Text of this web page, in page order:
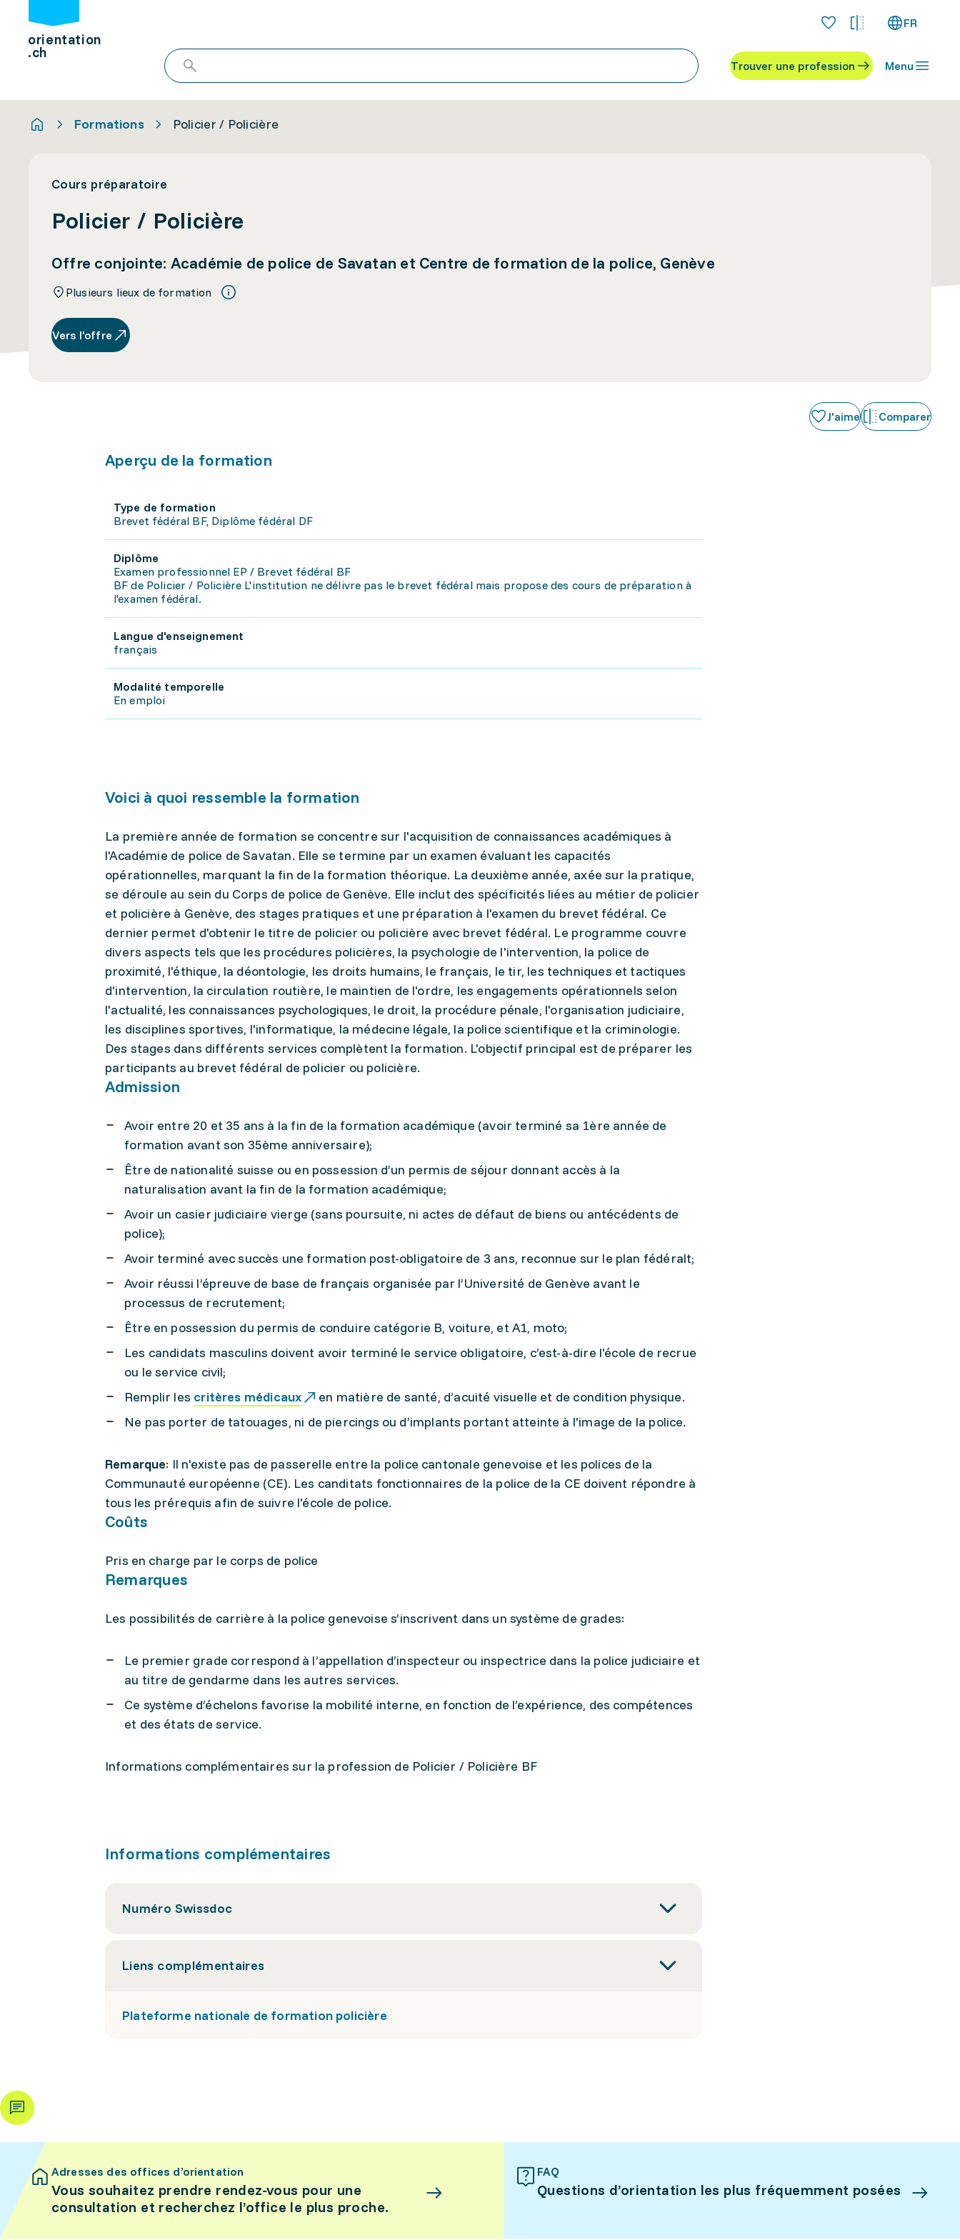
orientation
.ch
FR
Trouver une profession Menu
Formations Policier / Policière
Cours préparatoire
Policier / Policière
Offre conjointe: Académie de police de Savatan et Centre de formation de la police, Genève
Plusieurs lieux de formation
Vers l’offre
J'aime Comparer
Aperçu de la formation
Type de formation
Brevet fédéral BF, Diplôme fédéral DF
Diplôme
Examen professionnel EP / Brevet fédéral BF
BF de Policier / Policière L'institution ne délivre pas le brevet fédéral mais propose des cours de préparation à
l'examen fédéral.
Langue d'enseignement
français
Modalité temporelle
En emploi
Voici à quoi ressemble la formation
La première année de formation se concentre sur l'acquisition de connaissances académiques à
l'Académie de police de Savatan. Elle se termine par un examen évaluant les capacités
opérationnelles, marquant la fin de la formation théorique. La deuxième année, axée sur la pratique,
se déroule au sein du Corps de police de Genève. Elle inclut des spécificités liées au métier de policier
et policière à Genève, des stages pratiques et une préparation à l'examen du brevet fédéral. Ce
dernier permet d'obtenir le titre de policier ou policière avec brevet fédéral. Le programme couvre
divers aspects tels que les procédures policières, la psychologie de l'intervention, la police de
proximité, l'éthique, la déontologie, les droits humains, le français, le tir, les techniques et tactiques
d'intervention, la circulation routière, le maintien de l'ordre, les engagements opérationnels selon
l'actualité, les connaissances psychologiques, le droit, la procédure pénale, l'organisation judiciaire,
les disciplines sportives, l'informatique, la médecine légale, la police scientifique et la criminologie.
Des stages dans différents services complètent la formation. L'objectif principal est de préparer les
participants au brevet fédéral de policier ou policière.
Admission
Avoir entre 20 et 35 ans à la fin de la formation académique (avoir terminé sa 1ère année de
formation avant son 35ème anniversaire);
Être de nationalité suisse ou en possession d’un permis de séjour donnant accès à la
naturalisation avant la fin de la formation académique;
Avoir un casier judiciaire vierge (sans poursuite, ni actes de défaut de biens ou antécédents de
police);
Avoir terminé avec succès une formation post-obligatoire de 3 ans, reconnue sur le plan fédéralt;
Avoir réussi l’épreuve de base de français organisée par l’Université de Genève avant le
processus de recrutement;
Être en possession du permis de conduire catégorie B, voiture, et A1, moto;
Les candidats masculins doivent avoir terminé le service obligatoire, c’est-à-dire l'école de recrue
ou le service civil;
Remplir les critères médicaux
en matière de santé, d’acuité visuelle et de condition physique.
Ne pas porter de tatouages, ni de piercings ou d’implants portant atteinte à l'image de la police.
Remarque: Il n'existe pas de passerelle entre la police cantonale genevoise et les polices de la
Communauté européenne (CE). Les canditats fonctionnaires de la police de la CE doivent répondre à
tous les prérequis afin de suivre l'école de police.
Coûts
Pris en charge par le corps de police
Remarques
Les possibilités de carrière à la police genevoise s’inscrivent dans un système de grades:
Le premier grade correspond à l’appellation d’inspecteur ou inspectrice dans la police judiciaire et
au titre de gendarme dans les autres services.
Ce système d’échelons favorise la mobilité interne, en fonction de l’expérience, des compétences
et des états de service.
Informations complémentaires sur la profession de Policier / Policière BF
Informations complémentaires
Numéro Swissdoc
Liens complémentaires
Plateforme nationale de formation policière
Adresses des offices d’orientation
Vous souhaitez prendre rendez-vous pour une
consultation et recherchez l’office le plus proche.
FAQ
Questions d’orientation les plus fréquemment posées